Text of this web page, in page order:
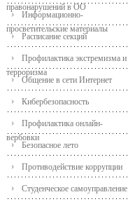
правонарушений в ОО
Информационно-
просветительские материалы
Расписание секций
Профилактика экстремизма и
терроризма
Общение в сети Интернет
Кибербезопасность
Профилактика онлайн-
вербовки
Безопасное лето
Противодействие коррупции
Студенческое самоуправление